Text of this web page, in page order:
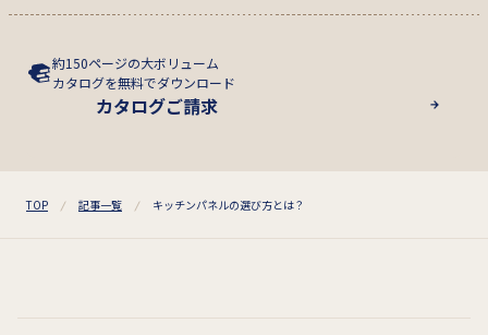
約150ページの大ボリューム
カタログを無料でダウンロード
カタログご請求
TOP 記事一覧 キッチンパネルの選び方とは？